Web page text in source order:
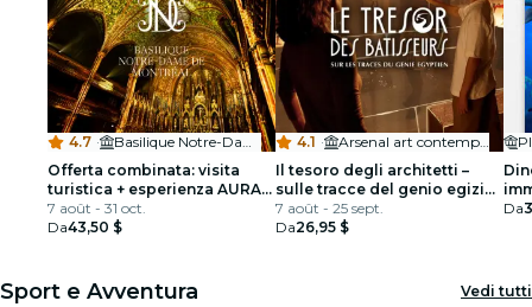
4.7 ·
Basilique Notre-Dame de Montréal
Offerta combinata: visita
turistica + esperienza AURA
alla basilica di Notre-Dame
di Montreal
7 août - 31 oct.
Da43,50 $
4.1 ·
Arsenal art contemporain Montréal
Il tesoro degli architetti –
sulle tracce del genio egizio
– Montreal
7 août - 25 sept.
Da26,95 $
Da
Sport e Avventura Vedi tutti